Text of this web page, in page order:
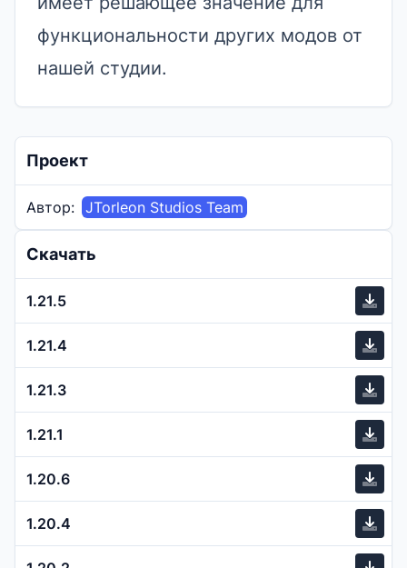
функциональности других модов от
нашей студии.
Проект
Автор: JTorleon Studios Team
Скачать
1.21.5
1.21.4
1.21.3
1.21.1
1.20.6
1.20.4